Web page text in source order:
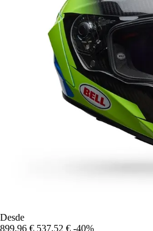
Desde
899,96 € 537,52 € -40%